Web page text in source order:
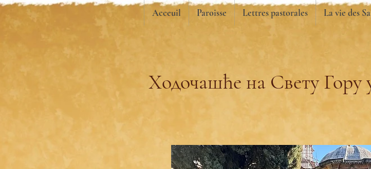
Acceuil Paroisse Lettres pastorales La vie des
Ходочашће на Свету Гору